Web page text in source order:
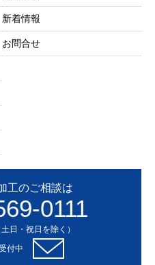
新着情報
お問合せ
工のご相談は
0111
日・祝日を除く）
付中